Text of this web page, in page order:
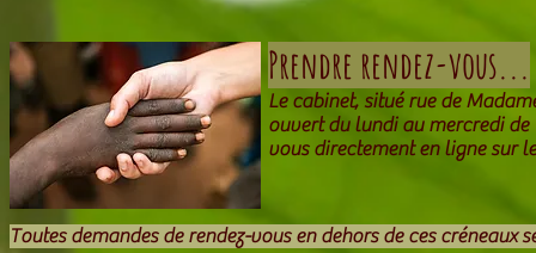
Prendre rendez-vous...
Le cabinet, situé rue de
ouvert du lundi au mercredi de
vous directement en ligne sur
Toutes demandes de rendez-vous en dehors de ces créneaux